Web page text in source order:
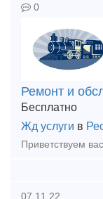
0
Ремонт и
Бесплатно
Жд услуги в
07.11.22